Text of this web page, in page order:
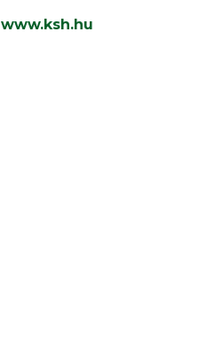
www.ksh.hu